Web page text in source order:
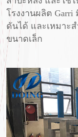
โรงงานผลิต
ดันได้ และเหมาะ
ขนาดเล็ก